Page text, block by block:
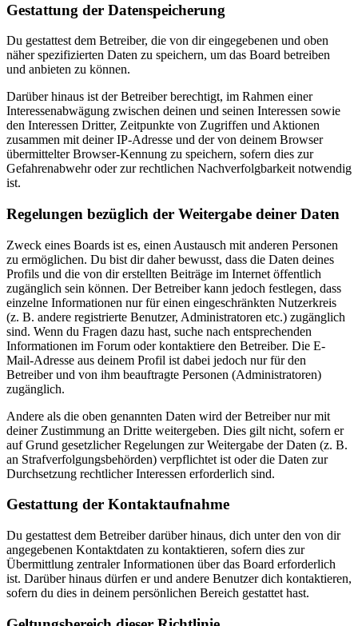
Gestattung der Datenspeicherung
Du gestattest dem Betreiber, die von dir eingegebenen und oben
näher spezifizierten Daten zu speichern, um das Board betreiben
und anbieten zu können.
Darüber hinaus ist der Betreiber berechtigt, im Rahmen einer
Interessenabwägung zwischen deinen und seinen Interessen sowie
den Interessen Dritter, Zeitpunkte von Zugriffen und Aktionen
zusammen mit deiner IP-Adresse und der von deinem Browser
übermittelter Browser-Kennung zu speichern, sofern dies zur
Gefahrenabwehr oder zur rechtlichen Nachverfolgbarkeit notwendig
ist.
Regelungen bezüglich der Weitergabe deiner Daten
Zweck eines Boards ist es, einen Austausch mit anderen Personen
zu ermöglichen. Du bist dir daher bewusst, dass die Daten deines
Profils und die von dir erstellten Beiträge im Internet öffentlich
zugänglich sein können. Der Betreiber kann jedoch festlegen, dass
einzelne Informationen nur für einen eingeschränkten Nutzerkreis
(z. B. andere registrierte Benutzer, Administratoren etc.) zugänglich
sind. Wenn du Fragen dazu hast, suche nach entsprechenden
Informationen im Forum oder kontaktiere den Betreiber. Die E-
Mail-Adresse aus deinem Profil ist dabei jedoch nur für den
Betreiber und von ihm beauftragte Personen (Administratoren)
zugänglich.
Andere als die oben genannten Daten wird der Betreiber nur mit
deiner Zustimmung an Dritte weitergeben. Dies gilt nicht, sofern er
auf Grund gesetzlicher Regelungen zur Weitergabe der Daten (z. B.
an Strafverfolgungsbehörden) verpflichtet ist oder die Daten zur
Durchsetzung rechtlicher Interessen erforderlich sind.
Gestattung der Kontaktaufnahme
Du gestattest dem Betreiber darüber hinaus, dich unter den von dir
angegebenen Kontaktdaten zu kontaktieren, sofern dies zur
Übermittlung zentraler Informationen über das Board erforderlich
ist. Darüber hinaus dürfen er und andere Benutzer dich kontaktieren,
sofern du dies in deinem persönlichen Bereich gestattet hast.